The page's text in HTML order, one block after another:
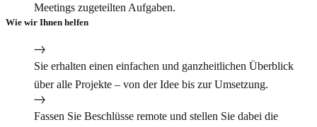
Meetings zugeteilten Aufgaben.
Wie wir Ihnen helfen
Sie erhalten einen einfachen und ganzheitlichen Überblick
über alle Projekte – von der Idee bis zur Umsetzung.
Fassen Sie Beschlüsse remote und stellen Sie dabei die